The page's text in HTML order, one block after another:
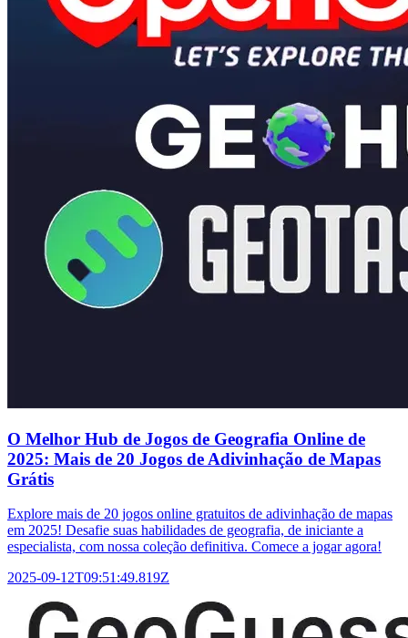
O Melhor Hub de Jogos de Geografia Online de
2025: Mais de 20 Jogos de Adivinhação de Mapas
Grátis
Explore mais de 20 jogos online gratuitos de adivinhação de mapas
em 2025! Desafie suas habilidades de geografia, de iniciante a
especialista, com nossa coleção definitiva. Comece a jogar agora!
2025-09-12T09:51:49.819Z